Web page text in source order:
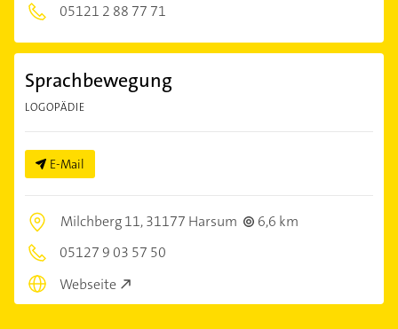
05121 2 88 77 71
Sprachbewegung
LOGOPÄDIE
E-Mail
Milchberg 11,31177 Harsum
6,6 km
05127 9 03 57 50
Webseite